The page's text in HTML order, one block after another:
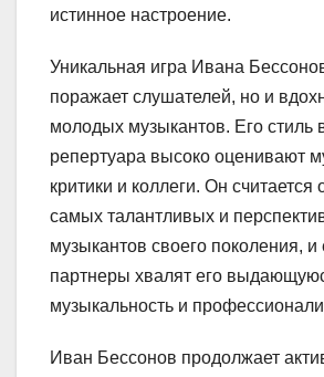
истинное настроение.
Уникальная игра Ивана
поражает слушателей, но и
молодых музыкантов. Его стиль
репертуара высоко оценивают
критики и коллеги. Он считается
самых талантливых и
музыкантов своего поколения,
партнеры хвалят его
музыкальность и
Иван Бессонов продолжает